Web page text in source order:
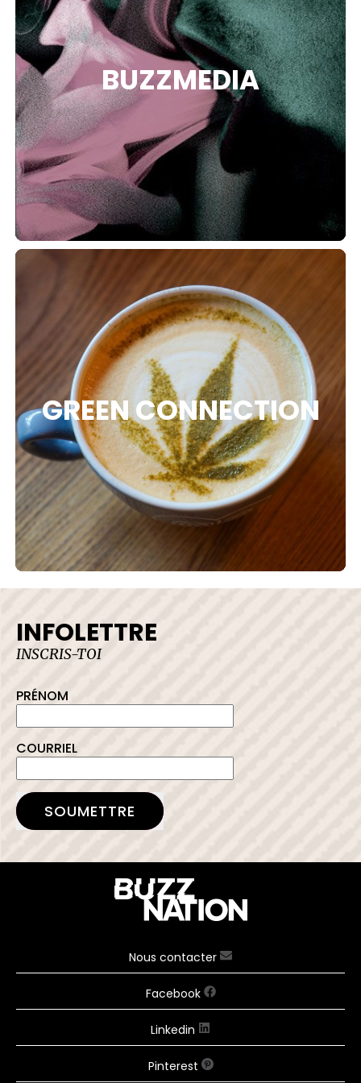
PROTECTION
AVEC NOUS
BUZZMEDIA
GREEN CONNECTION
INFOLETTRE
INSCRIS-TOI
PRÉNOM
COURRIEL
SOUMETTRE
Nous contacter
Facebook
Linkedin
Pinterest